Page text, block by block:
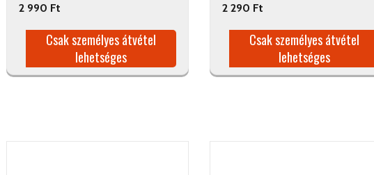
2 990 Ft
Csak személyes átvétel
lehetséges
2 290 Ft
Csak személyes átvétel
lehetséges